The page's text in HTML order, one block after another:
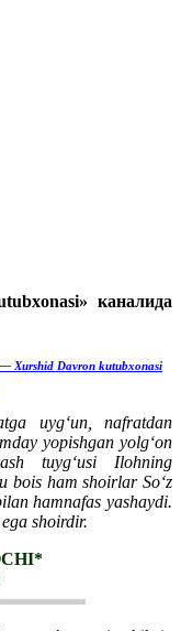
каналида
Xurshid Davron kutubxonasi
uygʻun, nafratdan
yopishgan yolgʻon
tuygʻusi Ilohning
bois ham shoirlar Soʻz
hamnafas yashaydi.
shoirdir.